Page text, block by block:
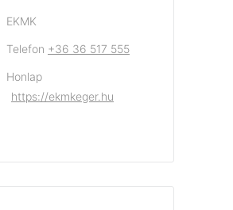
EKMK
Telefon +36 36 517 555
Honlap
https://ekmkeger.hu